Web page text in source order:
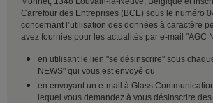
Carrefour des Entreprises (BCE) sous le numéro
concernant l’utilisation des données à caractère
avez fournies pour les actualités par e-mail "AGC
en utilisant le lien "se désinscrire" sous
NEWS" qui vous est envoyé ou
en envoyant un e-mail à
lequel vous demandez à vous désinscrire